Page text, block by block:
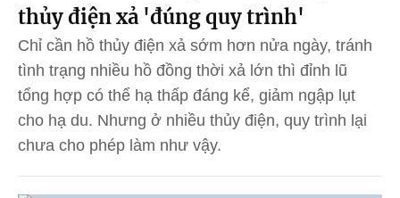
thủy điện xả 'đúng quy trình'
Chỉ cần hồ thủy điện xả sớm hơn nửa ngày, tránh
tình trạng nhiều hồ đồng thời xả lớn thì đỉnh lũ
tổng hợp có thể hạ thấp đáng kể, giảm ngập lụt
cho hạ du. Nhưng ở nhiều thủy điện, quy trình lại
chưa cho phép làm như vậy.